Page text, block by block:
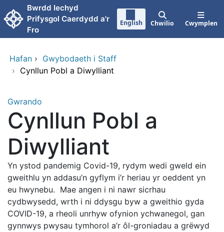
Neidio i'r prif gynnwy
Bwrdd Iechyd
Prifysgol Caerdydd a'r
Fro
English Chwilio Cwymplen
Hafan › Gwybodaeth i Staff
› Cynllun Pobl a Diwylliant
Gwrando
Cynllun Pobl a
Diwylliant
Yn ystod pandemig Covid-19, rydym wedi gweld ein
gweithlu yn addasu’n gyflym i’r heriau yr oeddent yn
eu hwynebu. Mae angen i ni nawr sicrhau
cydbwysedd, wrth i ni ddysgu byw a gweithio gyda
COVID-19, a rheoli unrhyw ofynion ychwanegol, gan
gynnwys pwysau tymhorol a’r ôl-groniadau a grëwyd